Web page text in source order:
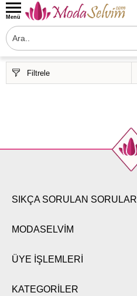
Menü
Filtrele
SIKÇA SORULAN SORULAR
MODASELVİM
ÜYE İŞLEMLERİ
KATEGORİLER